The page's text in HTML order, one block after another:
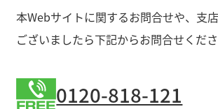
本Webサイトに関するお問合せや、支
ございましたら下記からお問合せくださ
0120-818-121